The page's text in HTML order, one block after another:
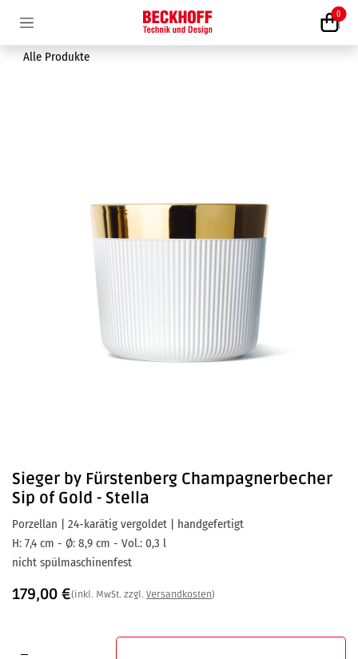
0
Alle Produkte
Sieger by Fürstenberg Champagnerbecher
Sip of Gold - Stella
Porzellan | 24-karätig vergoldet | handgefertigt
H: 7,4 cm - Ø: 8,9 cm - Vol.: 0,3 l
nicht spülmaschinenfest
179,00 €(inkl. MwSt. zzgl. Versandkosten)